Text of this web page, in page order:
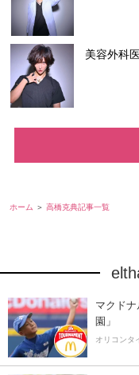
美容外科
ホーム 高橋克典記事一覧
マクド
園」
オリコンタ